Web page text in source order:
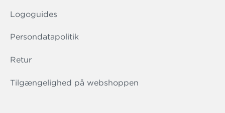
Logoguides
Persondatapolitik
Retur
Tilgængelighed på webshoppen